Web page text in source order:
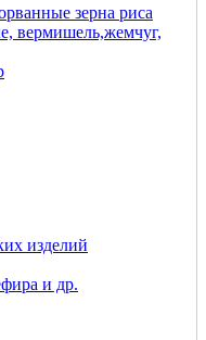
зерна риса
вермишель,жемчуг,
изделий
и др.